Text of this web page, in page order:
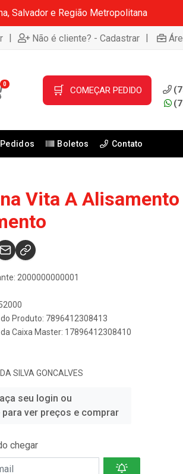
Salvador e Região Metropolitana
| Não é cliente? - Cadastrar |
0 🛒 COMEÇAR PEDIDO
Pedidos Boletos Contato
Vita A Alisamento
2000000000001
Produto: 7896412308413
Caixa Master: 17896412308410
SILVA GONCALVES
seu login ou
ver preços e comprar
chegar